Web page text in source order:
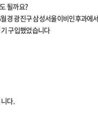
될까요?
경 광진구 삼성서울이비인후과에서
구입했었습니다
다.